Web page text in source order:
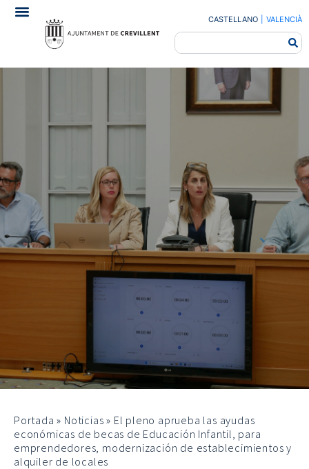
CASTELLANO VALENCIÀ
Portada » Noticias » El pleno aprueba las ayudas
económicas de becas de Educación Infantil, para
emprendedores, modernización de establecimientos y
alquiler de locales